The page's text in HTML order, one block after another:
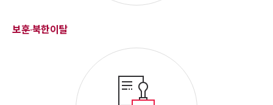
보훈·북한이탈